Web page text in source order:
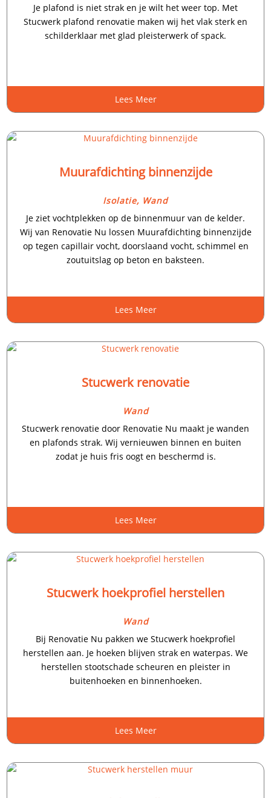
Je plafond is niet strak en je wilt het weer top.​ Met
Stucwerk plafond renovatie maken wij het vlak sterk en
schilderklaar met glad pleisterwerk of spack.​
Lees Meer
Muurafdichting binnenzijde
Isolatie, Wand
Je ziet vochtplekken op de binnenmuur van de kelder.​
Wij van Renovatie Nu lossen Muurafdichting binnenzijde
op tegen capillair vocht, doorslaand vocht, schimmel en
zoutuitslag op beton en baksteen.​
Lees Meer
Stucwerk renovatie
Wand
Stucwerk renovatie door Renovatie Nu maakt je wanden
en plafonds strak.​ Wij vernieuwen binnen en buiten
zodat je huis fris oogt en beschermd is.​
Lees Meer
Stucwerk hoekprofiel herstellen
Wand
Bij Renovatie Nu pakken we Stucwerk hoekprofiel
herstellen aan.​ Je hoeken blijven strak en waterpas.​ We
herstellen stootschade scheuren en pleister in
buitenhoeken en binnenhoeken.​
Lees Meer